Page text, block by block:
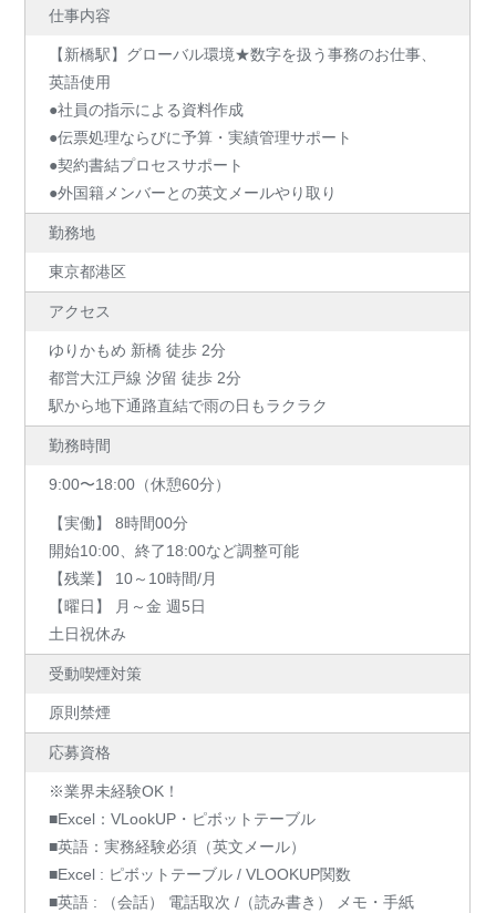
仕事内容
【新橋駅】グローバル環境★数字を扱う事務のお仕事、
英語使用
●社員の指示による資料作成
●伝票処理ならびに予算・実績管理サポート
●契約書結プロセスサポート
●外国籍メンバーとの英文メールやり取り
勤務地
東京都港区
アクセス
ゆりかもめ 新橋 徒歩 2分
都営大江戸線 汐留 徒歩 2分
駅から地下通路直結で雨の日もラクラク
勤務時間
9:00〜18:00（休憩60分）
【実働】 8時間00分
開始10:00、終了18:00など調整可能
【残業】 10～10時間/月
【曜日】 月～金 週5日
土日祝休み
受動喫煙対策
原則禁煙
応募資格
※業界未経験OK！
■Excel：VLookUP・ピボットテーブル
■英語：実務経験必須（英文メール）
■Excel : ピボットテーブル / VLOOKUP関数
■英語 : （会話） 電話取次 /（読み書き） メモ・手紙